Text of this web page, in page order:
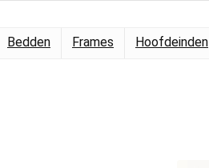
Bedden Frames Hoofdeinden